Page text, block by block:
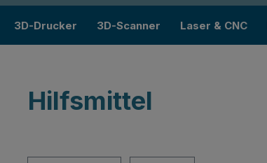
3D-Drucker 3D-Scanner Laser & CNC
Hilfsmittel